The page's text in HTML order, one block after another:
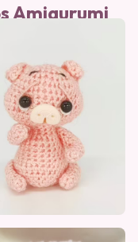
Amigurumi